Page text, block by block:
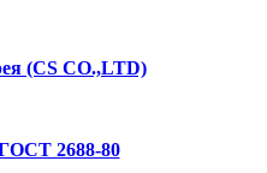
(CS CO.,LTD)
2688-80